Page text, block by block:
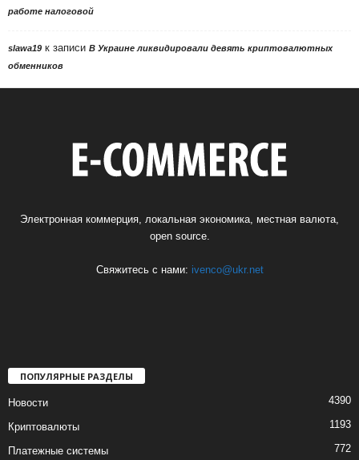
работе налоговой
slawa19 к записи В Украине ликвидировали девять криптовалютных
обменников
Электронная коммерция, локальная экономика, местная валюта,
open source.
Свяжитесь с нами: ivenco@ukr.net
ПОПУЛЯРНЫЕ РАЗДЕЛЫ
Новости 4390
Криптовалюты 1193
Платежные системы 772